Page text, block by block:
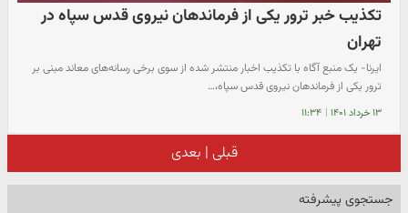
تکذیب خبر ترور یکی از فرماندهان نیروی قدس سپاه در
تهران
ایرنا- یک منبع آگاه با تکذیب اخبار منتشر شده از سوی برخی رسانه‌های معاند مبنی بر
ترور یکی از فرماندهان نیروی قدس سپاه،…
۱۳ خرداد ۱۴۰۱ | ۱۱:۳۴
قبلی | بعدی
جستجوی پیشرفته